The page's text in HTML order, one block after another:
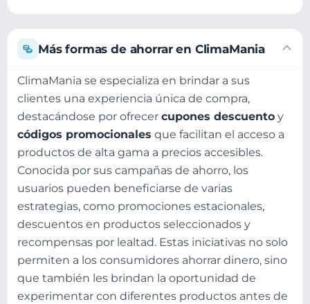
Más formas de ahorrar en ClimaMania
ClimaMania se especializa en brindar a sus
clientes una experiencia única de compra,
destacándose por ofrecer cupones descuento y
códigos promocionales que facilitan el acceso a
productos de alta gama a precios accesibles.
Conocida por sus campañas de ahorro, los
usuarios pueden beneficiarse de varias
estrategias, como promociones estacionales,
descuentos en productos seleccionados y
recompensas por lealtad. Estas iniciativas no solo
permiten a los consumidores ahorrar dinero, sino
que también les brindan la oportunidad de
experimentar con diferentes productos antes de